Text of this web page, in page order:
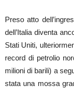
Preso atto
dell’Italia diventa
Stati Uniti,
record di petrolio
milioni di barili) a
stata una mossa